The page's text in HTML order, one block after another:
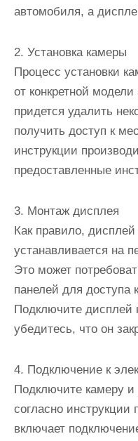
автомобиля, а
2. Установка камеры
Процесс установки
от конкретной
придется удалить
получить доступ к
инструкции
предоставленные
3. Монтаж дисплея
Как правило,
устанавливается на
Это может
панелей для доступа
Подключите дисплей
убедитесь, что он
4. Подключение к
Подключите камеру
согласно
включает